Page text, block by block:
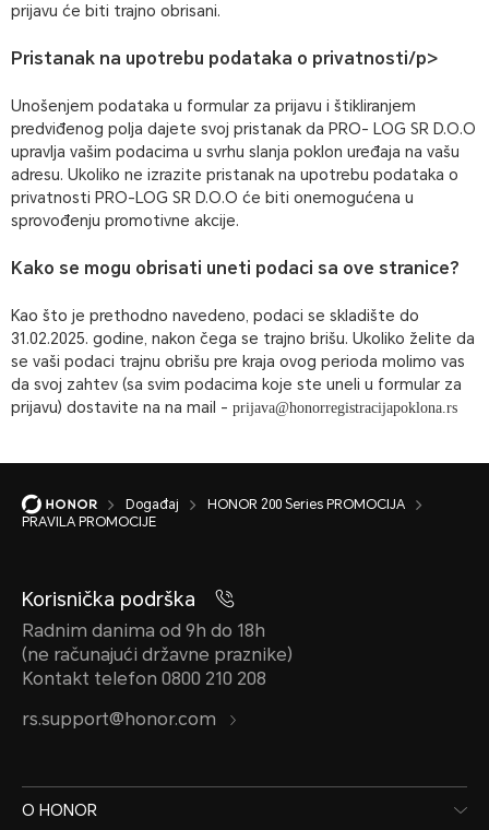
prijavu će biti trajno obrisani.
Pristanak na upotrebu podataka o privatnosti/p>
Unošenjem podataka u formular za prijavu i štikliranjem
predviđenog polja dajete svoj pristanak da PRO- LOG SR D.O.O
upravlja vašim podacima u svrhu slanja poklon uređaja na vašu
adresu. Ukoliko ne izrazite pristanak na upotrebu podataka o
privatnosti PRO-LOG SR D.O.O će biti onemogućena u
sprovođenju promotivne akcije.
Kako se mogu obrisati uneti podaci sa ove stranice?
Kao što je prethodno navedeno, podaci se skladište do
31.02.2025. godine, nakon čega se trajno brišu. Ukoliko želite da
se vaši podaci trajnu obrišu pre kraja ovog perioda molimo vas
da svoj zahtev (sa svim podacima koje ste uneli u formular za
prijavu) dostavite na na mail - prijava@honorregistracijapoklona.rs
Događaj
HONOR 200 Series PROMOCIJA
PRAVILA PROMOCIJE
Korisnička podrška
Radnim danima od 9h do 18h
(ne računajući državne praznike)
Kontakt telefon 0800 210 208
rs.support@honor.com
O HONOR